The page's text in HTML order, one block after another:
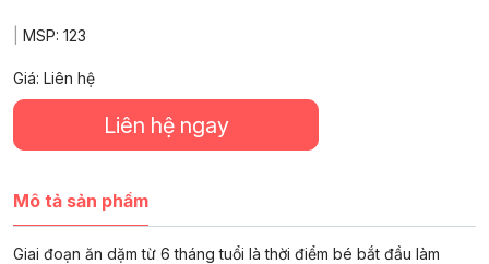
MSP: 123
Giá: Liên hệ
Liên hệ ngay
Mô tả sản phẩm
Giai đoạn ăn dặm từ 6 tháng tuổi là thời điểm bé bắt đầu làm